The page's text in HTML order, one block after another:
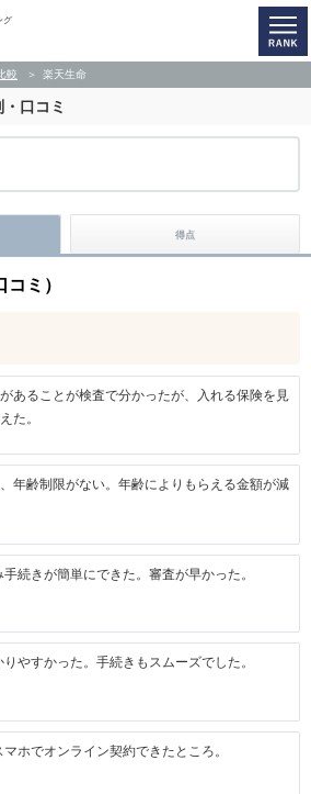
グ
較 楽天生命
口コミ
得点
ミ）
あることが検査で分かったが、入れる保険を見
た。
年齢制限がない。年齢によりもらえる金額が減
続きが簡単にできた。審査が早かった。
やすかった。手続きもスムーズでした。
ホでオンライン契約できたところ。